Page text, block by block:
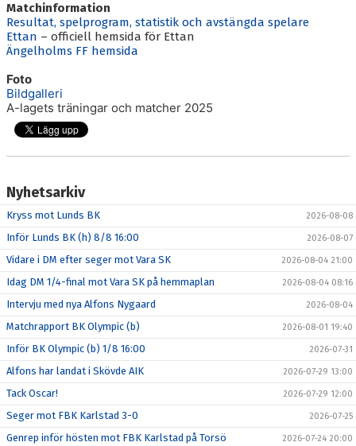
Matchinformation
Resultat, spelprogram, statistik och avstängda spelare
Ettan – officiell hemsida för Ettan
Ängelholms FF hemsida
Foto
Bildgalleri
A-lagets träningar och matcher 2025
Nyhetsarkiv
Kryss mot Lunds BK 2026-08-08
Inför Lunds BK (h) 8/8 16:00 2026-08-07
Vidare i DM efter seger mot Vara SK 2026-08-04 21:00
Idag DM 1/4-final mot Vara SK på hemmaplan 2026-08-04 08:16
Intervju med nya Alfons Nygaard 2026-08-04
Matchrapport BK Olympic (b) 2026-08-01 19:40
Inför BK Olympic (b) 1/8 16:00 2026-07-31
Alfons har landat i Skövde AIK 2026-07-29 13:00
Tack Oscar! 2026-07-29 12:00
Seger mot FBK Karlstad 3-0 2026-07-25
Genrep inför hösten mot FBK Karlstad på Torsö 2026-07-24 20:00